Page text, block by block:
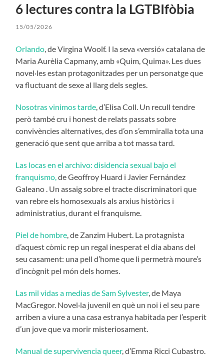
6 lectures contra la LGTBIfòbia
15/05/2026
Orlando, de Virgina Woolf. I la seva «versió» catalana de
Maria Aurèlia Capmany, amb «Quim, Quima». Les dues
novel·les estan protagonitzades per un personatge que
va fluctuant de sexe al llarg dels segles.
Nosotras vinimos tarde, d’Elisa Coll. Un recull tendre
però també cru i honest de relats passats sobre
convivències alternatives, des d’on s’emmiralla tota una
generació que sent que arriba a tot massa tard.
Las locas en el archivo: disidencia sexual bajo el
franquismo,de Geoffroy Huard i Javier Fernández
Galeano . Un assaig sobre el tracte discriminatori que
van rebre els homosexuals als arxius històrics i
administratius, durant el franquisme.
Piel de hombre, de Zanzim Hubert. La protagnista
d’aquest còmic rep un regal inesperat el dia abans del
seu casament: una pell d’home que li permetrà moure’s
d’incògnit pel món dels homes.
Las mil vidas a medias de Sam Sylvester, de Maya
MacGregor. Novel·la juvenil en què un noi i el seu pare
arriben a viure a una casa estranya habitada per l’esperit
d’un jove que va morir misteriosament.
Manual de supervivencia queer, d’Emma Ricci Cubastro.